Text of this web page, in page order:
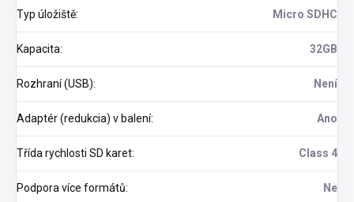
Typ úložiště: Micro SDHC
Kapacita: 32GB
Rozhraní (USB): Není
Adaptér (redukcia) v balení: Ano
Třída rychlosti SD karet: Class 4
Podpora více formátů: Ne